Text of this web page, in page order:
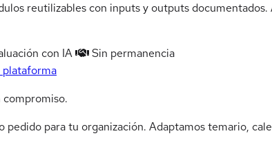
reutilizables con inputs y outputs
con IA
Sin permanencia
plataforma
compromiso.
pedido para tu organización. Adaptamos temario,